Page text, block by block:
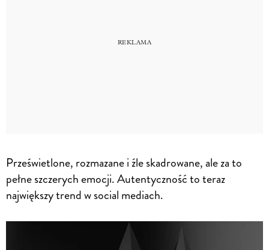
Prześwietlone, rozmazane i źle skadrowane, ale za to
pełne szczerych emocji. Autentyczność to teraz
największy trend w social mediach.